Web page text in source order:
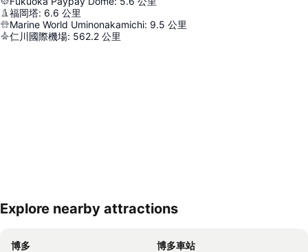
福岡塔: 6.6 公里
Marine World Uminonakamichi: 9.5 公里
仁川國際機場: 562.2 公里
展開地圖
Explore nearby attractions
博多
博多車站